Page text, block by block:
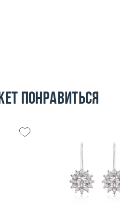
понравиться
Материал
золото
Подробнее